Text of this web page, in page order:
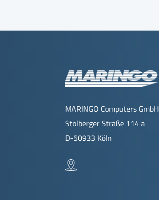
MARINGO Computers GmbH
Stolberger Straße 114 a
D-50933 Köln